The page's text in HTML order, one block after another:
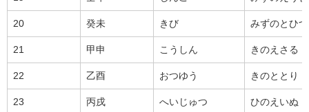
20 癸未 きび みずのとひ
21 甲申 こうしん きのえさる
22 乙酉 おつゆう きのととり
23 丙戌 へいじゅつ ひのえいぬ